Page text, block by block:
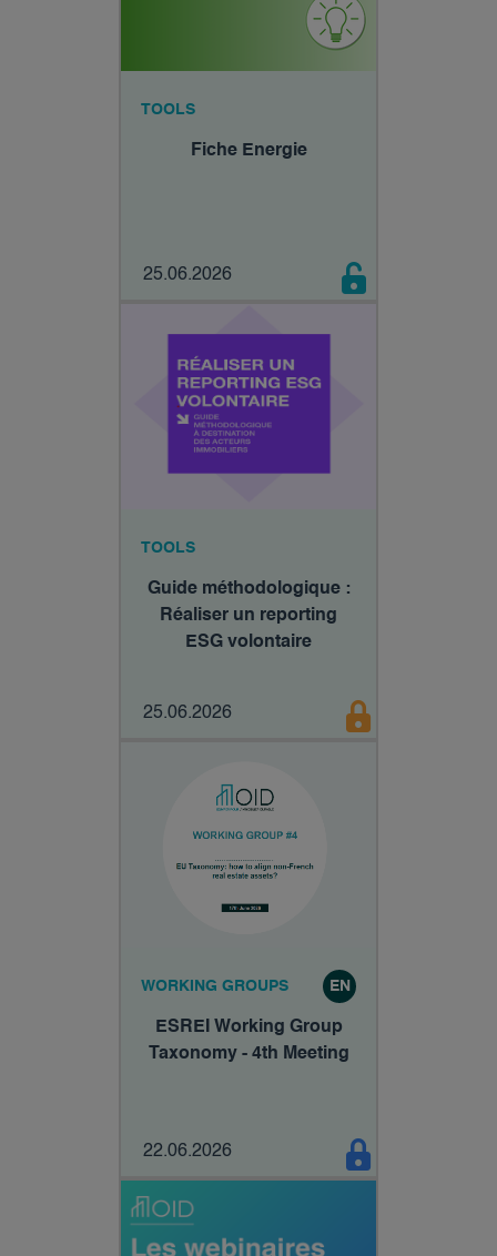
TOOLS
Fiche Energie
25.06.2026
TOOLS
Guide méthodologique :
Réaliser un reporting
ESG volontaire
25.06.2026
WORKING GROUPS EN
ESREI Working Group
Taxonomy - 4th Meeting
22.06.2026